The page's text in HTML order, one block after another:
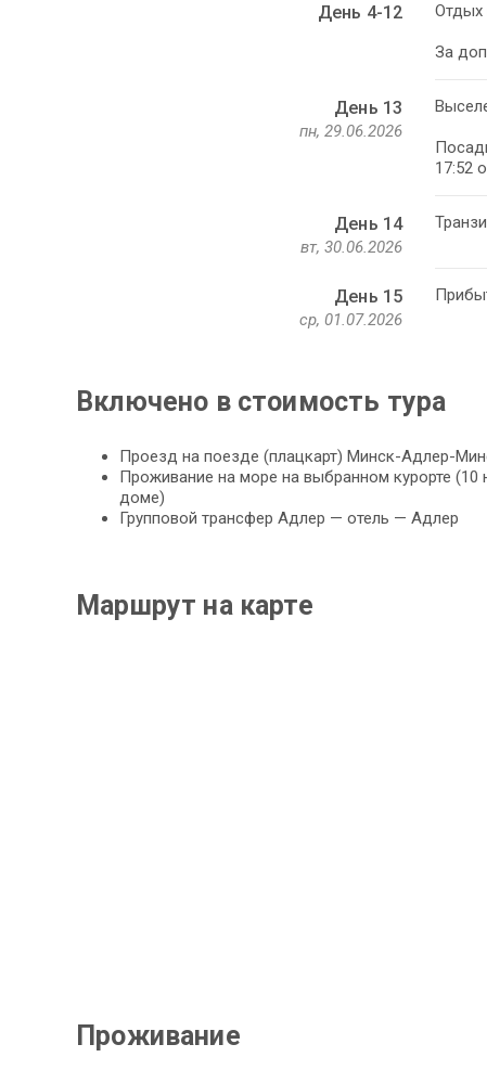
День 4-12 Отдых
За
День 13
пн, 29.06.2026
17:52
День 14
вт, 30.06.2026
День 15
ср, 01.07.2026
Включено в стоимость тура
Проезд на поезде (плацкарт) Минск-Адлер-
Проживание на море на выбранном курорте (10
доме)
Групповой трансфер Адлер — отель — Адлер
Маршрут на карте
Проживание